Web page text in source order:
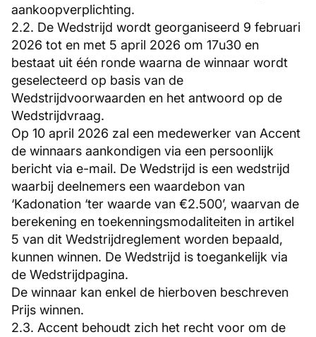
aankoopverplichting.
2.2. De Wedstrijd wordt georganiseerd 9 februari
2026 tot en met 5 april 2026 om 17u30 en
bestaat uit één ronde waarna de winnaar wordt
geselecteerd op basis van de
Wedstrijdvoorwaarden en het antwoord op de
Wedstrijdvraag.
Op 10 april 2026 zal een medewerker van Accent
de winnaars aankondigen via een persoonlijk
bericht via e-mail. De Wedstrijd is een wedstrijd
waarbij deelnemers een waardebon van
‘Kadonation ‘ter waarde van €2.500’, waarvan de
berekening en toekenningsmodaliteiten in artikel
5 van dit Wedstrijdreglement worden bepaald,
kunnen winnen. De Wedstrijd is toegankelijk via
de Wedstrijdpagina.
De winnaar kan enkel de hierboven beschreven
Prijs winnen.
2.3. Accent behoudt zich het recht voor om de